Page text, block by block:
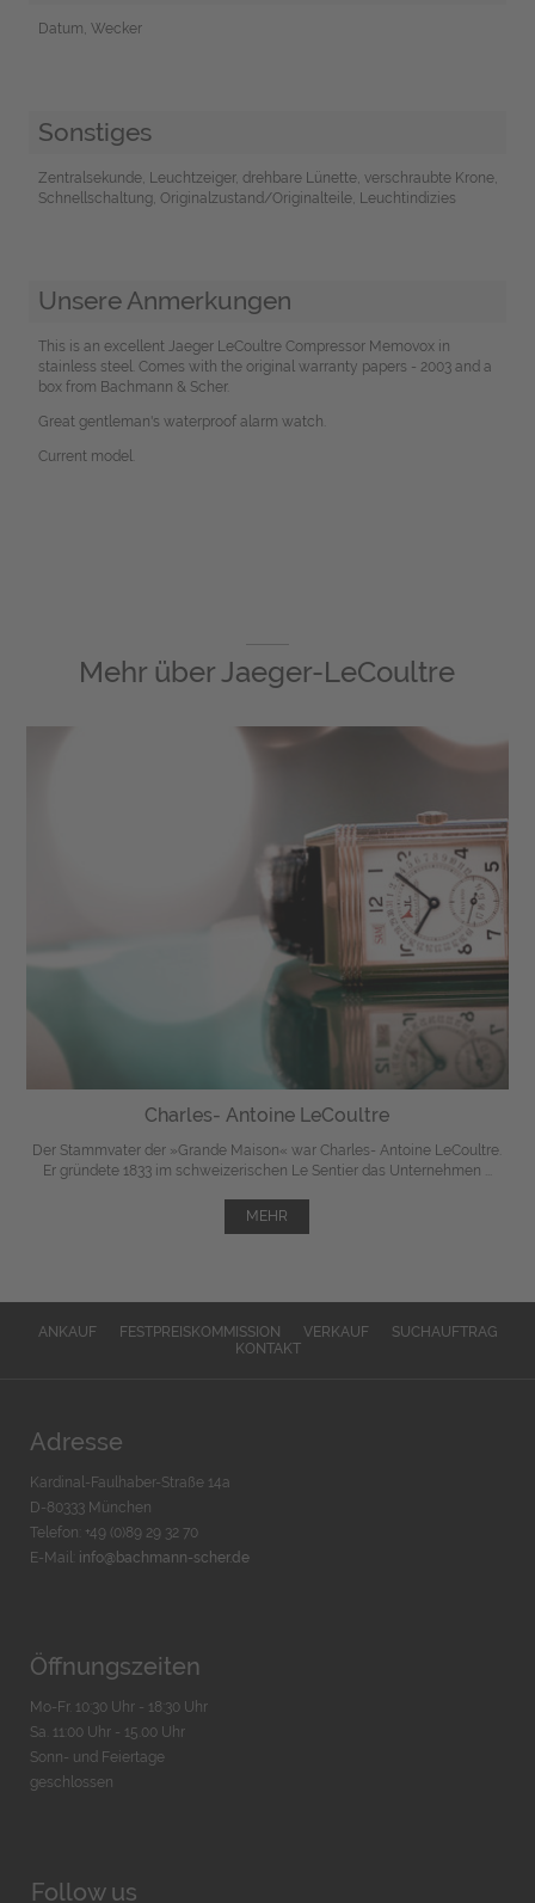
Datum, Wecker
Sonstiges
Zentralsekunde, Leuchtzeiger, drehbare Lünette, verschraubte Krone,
Schnellschaltung, Originalzustand/Originalteile, Leuchtindizies
Unsere Anmerkungen
This is an excellent Jaeger LeCoultre Compressor Memovox in
stainless steel. Comes with the original warranty papers - 2003 and a
box from Bachmann & Scher.
Great gentleman's waterproof alarm watch.
Current model.
Mehr überJaeger-LeCoultre
Charles- Antoine LeCoultre
Der Stammvater der »Grande Maison« war Charles- Antoine LeCoultre.
Er gründete 1833 im schweizerischen Le Sentier das Unternehmen ...
MEHR
ANKAUF FESTPREISKOMMISSION VERKAUF
SUCHAUFTRAG
KONTAKT
Adresse
Kardinal-Faulhaber-Straße 14a
D-80333 München
Telefon: +49 (0)89 29 32 70
E-Mail: info@bachmann-scher.de
Öffnungszeiten
Mo-Fr. 10:30 Uhr - 18:30 Uhr
Sa. 11:00 Uhr - 15.00 Uhr
Sonn- und Feiertage
geschlossen
Follow us